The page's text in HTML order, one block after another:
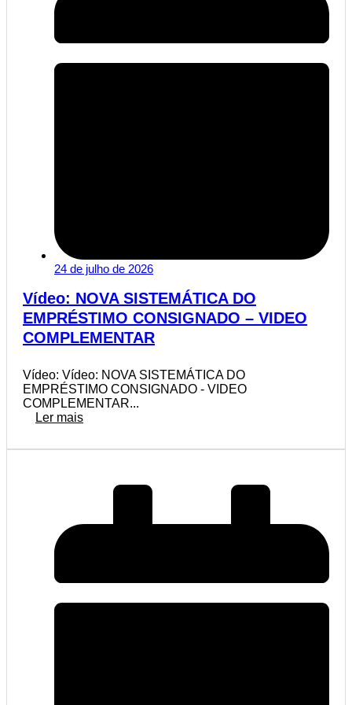
24 de julho de 2026
Vídeo: NOVA SISTEMÁTICA DO
EMPRÉSTIMO CONSIGNADO – VIDEO
COMPLEMENTAR
Vídeo: Vídeo: NOVA SISTEMÁTICA DO
EMPRÉSTIMO CONSIGNADO - VIDEO
COMPLEMENTAR...
Ler mais